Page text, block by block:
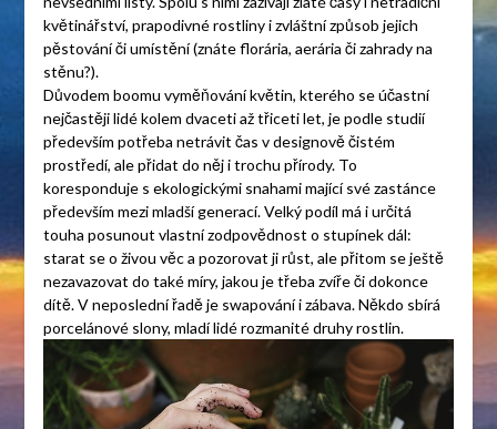
květinářství, prapodivné rostliny i zvláštní způsob jejich
pěstování či umístění (znáte florária, aerária či zahrady na
stěnu?).
Důvodem boomu vyměňování květin, kterého se účastní
nejčastěji lidé kolem dvaceti až třiceti let, je podle studií
především potřeba netrávit čas v designově čistém
prostředí, ale přidat do něj i trochu přírody. To
koresponduje s ekologickými snahami mající své zastánce
především mezi mladší generací. Velký podíl má i určitá
touha posunout vlastní zodpovědnost o stupínek dál:
starat se o živou věc a pozorovat ji růst, ale přitom se ještě
nezavazovat do také míry, jakou je třeba zvíře či dokonce
dítě. V neposlední řadě je swapování i zábava. Někdo sbírá
porcelánové slony, mladí lidé rozmanité druhy rostlin.